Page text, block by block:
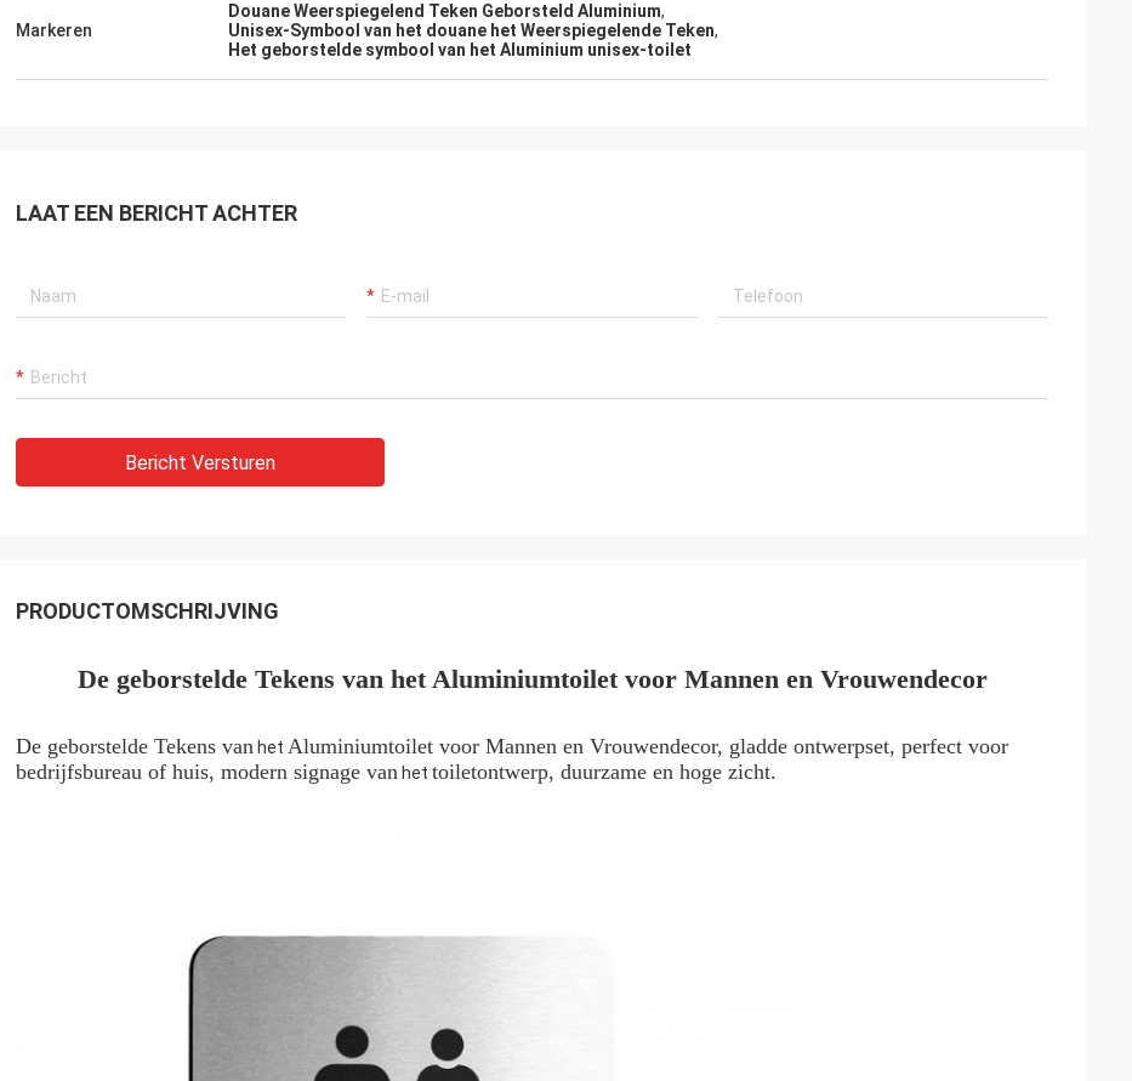
Markeren
Douane Weerspiegelend Teken Geborsteld Aluminium,
Unisex-Symbool van het douane het Weerspiegelende Teken,
Het geborstelde symbool van het Aluminium unisex-toilet
LAAT EEN BERICHT ACHTER
Bericht Versturen
PRODUCTOMSCHRIJVING
De geborstelde Tekens van het Aluminiumtoilet voor Mannen en Vrouwendecor
De geborstelde Tekens van het Aluminiumtoilet voor Mannen en Vrouwendecor, gladde ontwerpset, perfect voor
bedrijfsbureau of huis, modern signage van het toiletontwerp, duurzame en hoge zicht.